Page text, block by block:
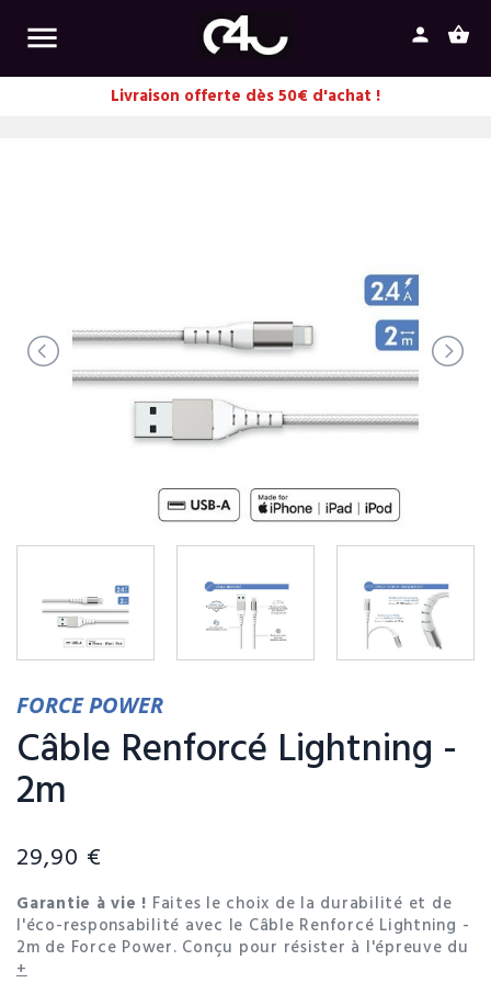
 shopping_basket
person
Livraison offerte dès 50€ d'achat !
FORCE POWER
Câble Renforcé Lightning -
2m
29,90 €
Garantie à vie ! Faites le choix de la durabilité et de
l'éco-responsabilité avec le Câble Renforcé Lightning -
2m de Force Power. Conçu pour résister à l'épreuve du
temps, ce câble incarne la fusion parfaite entre
+